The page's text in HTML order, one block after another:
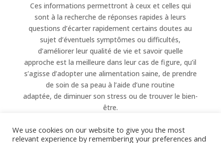
Ces informations permettront à ceux et celles qui
sont à la recherche de réponses rapides à leurs
questions d’écarter rapidement certains doutes au
sujet d’éventuels symptômes ou difficultés,
d’améliorer leur qualité de vie et savoir quelle
approche est la meilleure dans leur cas de figure, qu’il
s’agisse d’adopter une alimentation saine, de prendre
de soin de sa peau à l’aide d’une routine
adaptée, de diminuer son stress ou de trouver le bien-
être.
bienvenue, nous espérons que vous trouverez ici
We use cookies on our website to give you the most
relevant experience by remembering your preferences and